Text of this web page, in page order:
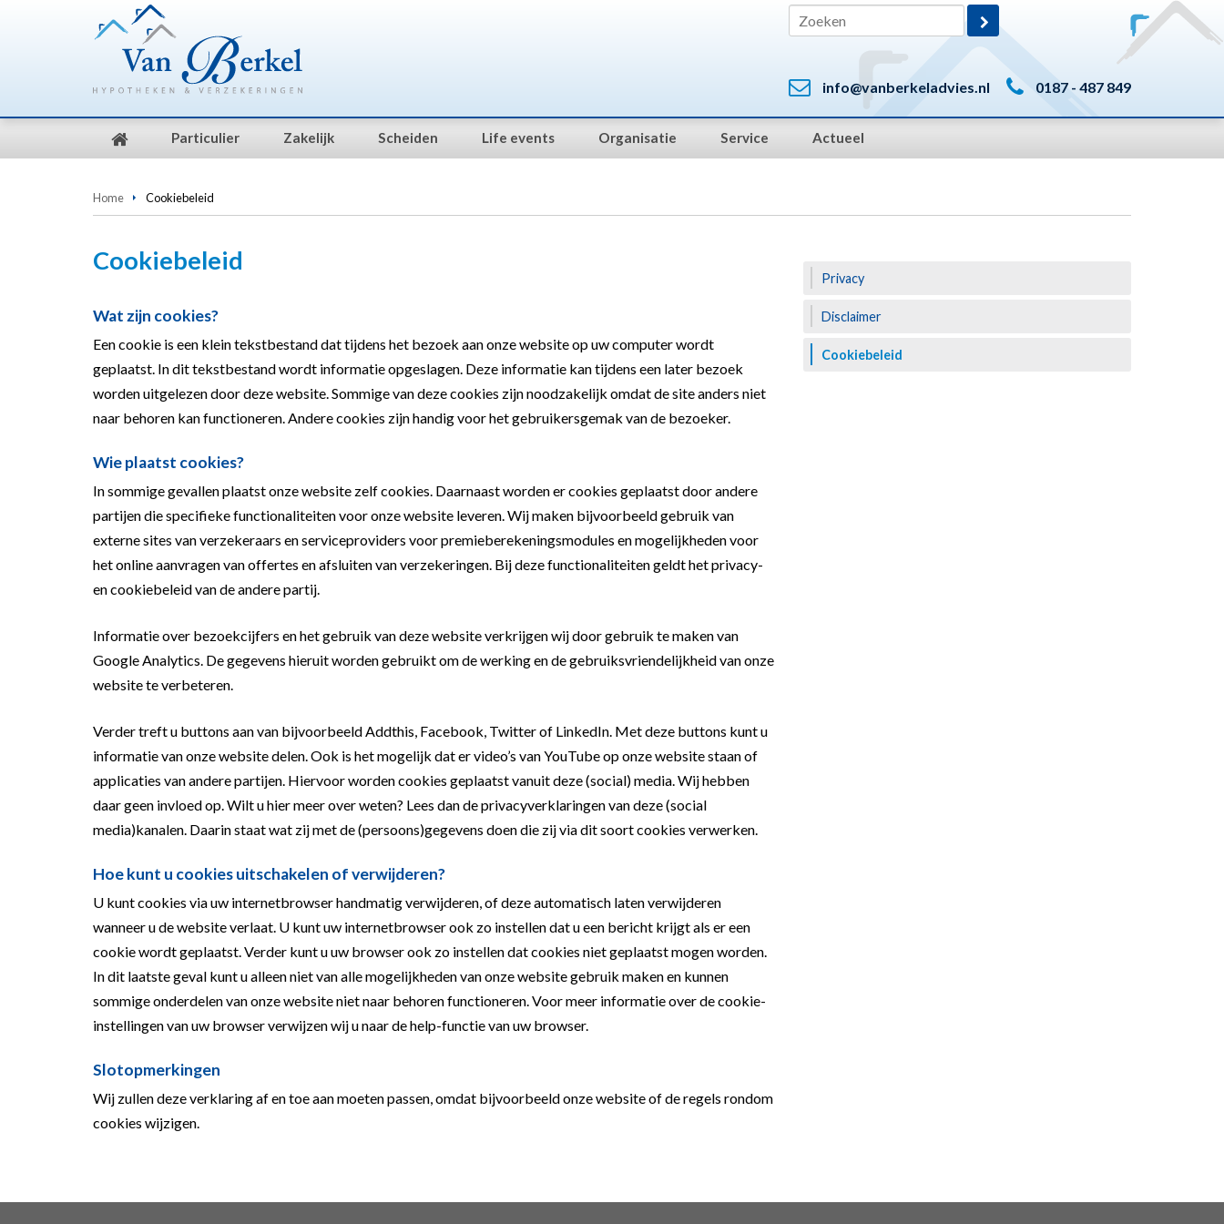
info@vanberkeladvies.nl 0187 - 487 849
Particulier Zakelijk Scheiden Life events Organisatie Service Actueel
Home Cookiebeleid
Cookiebeleid
Wat zijn cookies?
Een cookie is een klein tekstbestand dat tijdens het bezoek aan onze website op uw computer wordt
geplaatst. In dit tekstbestand wordt informatie opgeslagen. Deze informatie kan tijdens een later bezoek
worden uitgelezen door deze website. Sommige van deze cookies zijn noodzakelijk omdat de site anders niet
naar behoren kan functioneren. Andere cookies zijn handig voor het gebruikersgemak van de bezoeker.
Wie plaatst cookies?
In sommige gevallen plaatst onze website zelf cookies. Daarnaast worden er cookies geplaatst door andere
partijen die specifieke functionaliteiten voor onze website leveren. Wij maken bijvoorbeeld gebruik van
externe sites van verzekeraars en serviceproviders voor premieberekeningsmodules en mogelijkheden voor
het online aanvragen van offertes en afsluiten van verzekeringen. Bij deze functionaliteiten geldt het privacy-
en cookiebeleid van de andere partij.
Informatie over bezoekcijfers en het gebruik van deze website verkrijgen wij door gebruik te maken van
Google Analytics. De gegevens hieruit worden gebruikt om de werking en de gebruiksvriendelijkheid van onze
website te verbeteren.
Verder treft u buttons aan van bijvoorbeeld Addthis, Facebook, Twitter of LinkedIn. Met deze buttons kunt u
informatie van onze website delen. Ook is het mogelijk dat er video’s van YouTube op onze website staan of
applicaties van andere partijen. Hiervoor worden cookies geplaatst vanuit deze (social) media. Wij hebben
daar geen invloed op. Wilt u hier meer over weten? Lees dan de privacyverklaringen van deze (social
media)kanalen. Daarin staat wat zij met de (persoons)gegevens doen die zij via dit soort cookies verwerken.
Hoe kunt u cookies uitschakelen of verwijderen?
U kunt cookies via uw internetbrowser handmatig verwijderen, of deze automatisch laten verwijderen
wanneer u de website verlaat. U kunt uw internetbrowser ook zo instellen dat u een bericht krijgt als er een
cookie wordt geplaatst. Verder kunt u uw browser ook zo instellen dat cookies niet geplaatst mogen worden.
In dit laatste geval kunt u alleen niet van alle mogelijkheden van onze website gebruik maken en kunnen
sommige onderdelen van onze website niet naar behoren functioneren. Voor meer informatie over de cookie-
instellingen van uw browser verwijzen wij u naar de help-functie van uw browser.
Slotopmerkingen
Wij zullen deze verklaring af en toe aan moeten passen, omdat bijvoorbeeld onze website of de regels rondom
cookies wijzigen.
Privacy
Disclaimer
Cookiebeleid